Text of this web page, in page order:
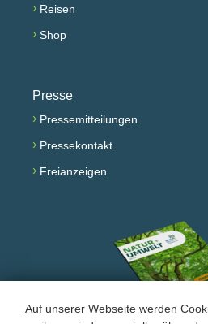
Auf unserer Webseite werden
› Reisen
› Shop
Presse
› Pressemitteilungen
› Pressekontakt
› Freianzeigen